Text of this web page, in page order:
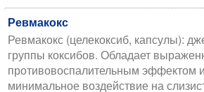
Ревмакокс
Ревмакокс (целекоксиб, капсулы):
группы коксибов. Обладает
противовоспалительным эффектом
минимальное воздействие на